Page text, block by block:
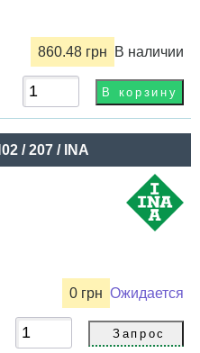
860.48 грн В наличии
/ 207 / INA
0 грн Ожидается